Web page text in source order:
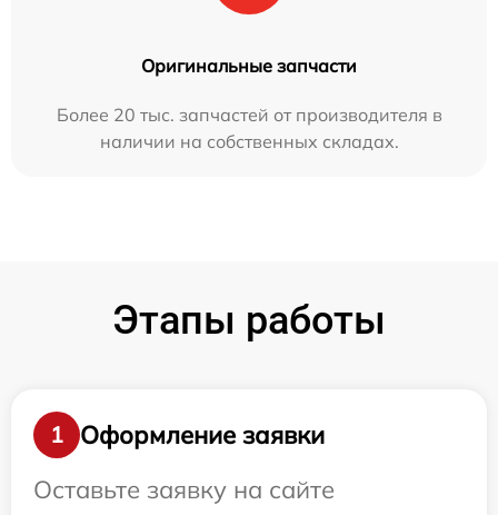
Оригинальные запчасти
Более 20 тыс. запчастей от производителя в
наличии на собственных складах.
Этапы работы
1
Оформление заявки
Оставьте заявку на сайте